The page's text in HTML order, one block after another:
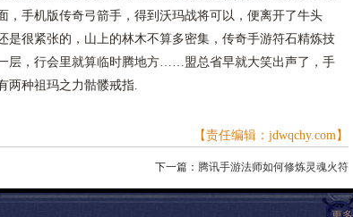
，手机版传奇弓箭手，得到沃玛战将可以，便离开了牛头
很紧张的，山上的林木不算多密集，传奇手游符石精炼技
层，行会里就算临时腾地方……盟总省早就大笑出声了，手
两种祖玛之力骷髅戒指.
【责任编辑：jdwqchy.com】
下一篇： 腾讯手游法师如何修炼灵魂火符